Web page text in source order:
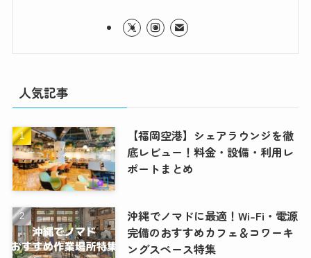
人気記事
【福岡空港】シェアラウンジを徹
底レビュー！料金・設備・利用レ
ポートまとめ
沖縄でノマドに最適！Wi-Fi・電源
完備のおすすめカフェ＆コワーキ
ングスペース特集